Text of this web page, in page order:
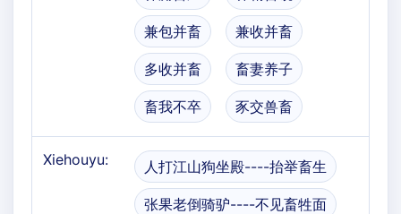
兼包并畜 兼收并畜
多收并畜 畜妻养子
畜我不卒 豕交兽畜
Xiehouyu: 人打江山狗坐殿----抬举畜生
张果老倒骑驴----不见畜牲面